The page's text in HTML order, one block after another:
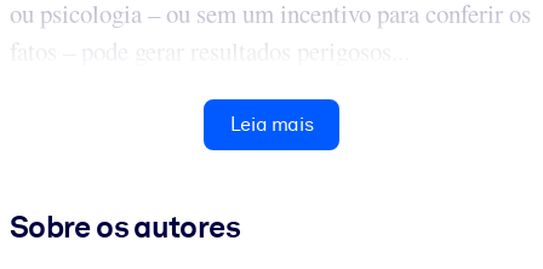
ou psicologia – ou sem um incentivo para conferir os
fatos – pode gerar resultados perigosos...
Leia mais
Sobre os autores